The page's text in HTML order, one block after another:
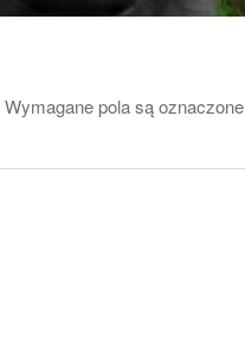
Wymagane pola są oznaczone